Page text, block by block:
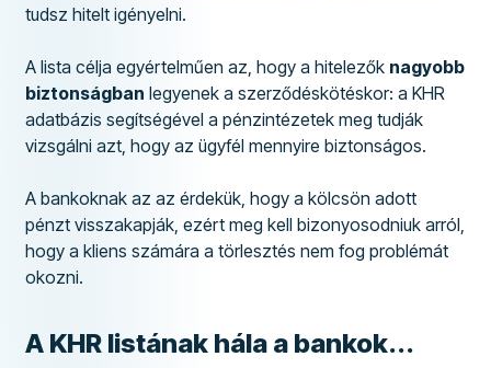
tudsz hitelt igényelni.
A lista célja egyértelműen az, hogy a hitelezők nagyobb
biztonságban legyenek a szerződéskötéskor: a KHR
adatbázis segítségével a pénzintézetek meg tudják
vizsgálni azt, hogy az ügyfél mennyire biztonságos.
A bankoknak az az érdekük, hogy a kölcsön adott
pénzt visszakapják, ezért meg kell bizonyosodniuk arról,
hogy a kliens számára a törlesztés nem fog problémát
okozni.
A KHR listának hála a bankok...